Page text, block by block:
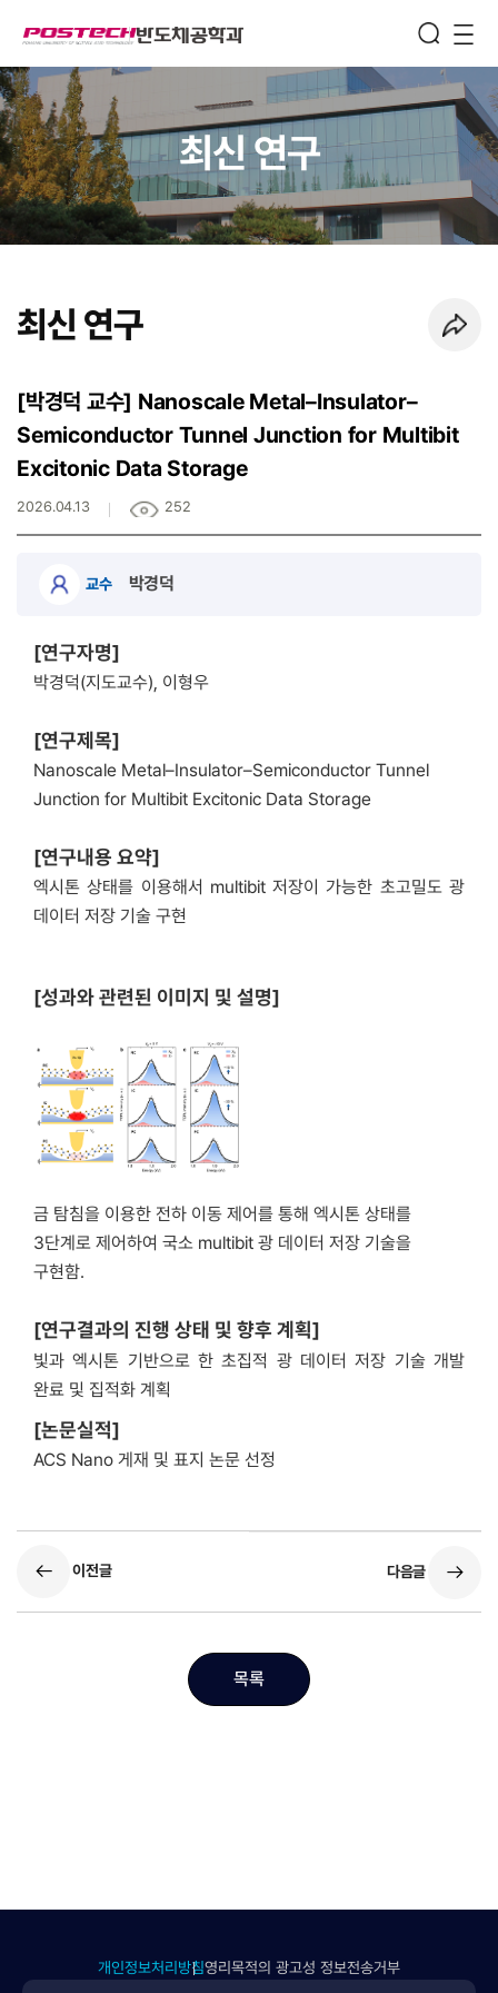
SemiconductorEngineering
최신 연구
최신 연구
[박경덕 교수] Nanoscale Metal–Insulator–
Semiconductor Tunnel Junction for Multibit
Excitonic Data Storage
2026.04.13 252
교수 박경덕
[연구자명]
박경덕(지도교수), 이형우
[연구제목]
Nanoscale Metal–Insulator–Semiconductor Tunnel
Junction for Multibit Excitonic Data Storage
[연구내용 요약]
엑시톤 상태를 이용해서 multibit 저장이 가능한 초고밀도 광
데이터 저장 기술 구현
[성과와 관련된 이미지 및 설명]
금 탐침을 이용한 전하 이동 제어를 통해 엑시톤 상태를
3단계로 제어하여 국소 multibit 광 데이터 저장 기술을
구현함.
[연구결과의 진행 상태 및 향후 계획]
빛과 엑시톤 기반으로 한 초집적 광 데이터 저장 기술 개발
완료 및 집적화 계획
[논문실적]
ACS Nano 게재 및 표지 논문 선정
이전글 다음글
목록
개인정보처리방침영리목적의 광고성 정보전송거부